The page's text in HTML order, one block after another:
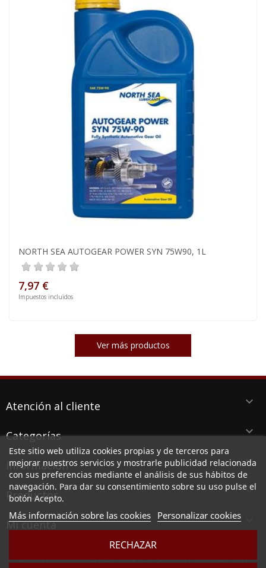
NORTH SEA AUTOGEAR POWER SYN 75W90, 1L
7,97 €
Impuestos incluidos
Ver más productos
Atención al cliente keyboard_arrow_down
Categorías keyboard_arrow_down
Información keyboard_arrow_down
Productos keyboard_arrow_down
Mi cuenta
Este sitio web utiliza cookies propias y de terceros para
mejorar nuestros servicios y mostrarle publicidad relacionada
con sus preferencias mediante el análisis de sus hábitos de
navegación. Para dar su consentimiento sobre su uso pulse el
botón Acepto.
Más información sobre las cookies Personalizar cookies
RECHAZAR
LUBESPA DISTRIBUCIONES DEL LEVANTE SL, CIF B73789513, Ctra. Alicante 38 PI